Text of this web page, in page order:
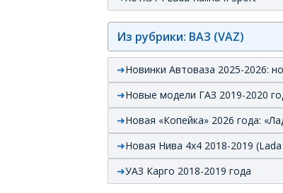
Из рубрики: ВАЗ (VAZ)
Новинки Автоваза 2025-2026:
Новые модели ГАЗ 2019-2020
Новая «Копейка» 2026 года:
Новая Нива 4х4 2018-2019
УАЗ Карго 2018-2019 года